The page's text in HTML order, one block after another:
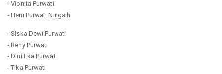
- Vionita Purwati
- Heni Purwati Ningsih
- Siska Dewi Purwati
- Reny Purwati
- Dini Eka Purwati
- Tika Purwati